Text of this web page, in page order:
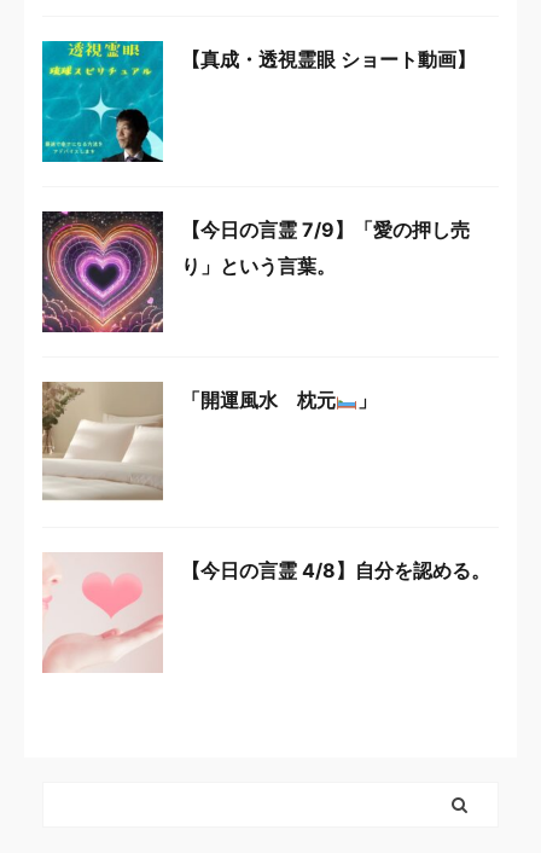
【真成・透視霊眼 ショート動画】
【今日の言霊 7/9】「愛の押し売
り」という言葉。
「開運風水 枕元 」
【今日の言霊 4/8】自分を認める。